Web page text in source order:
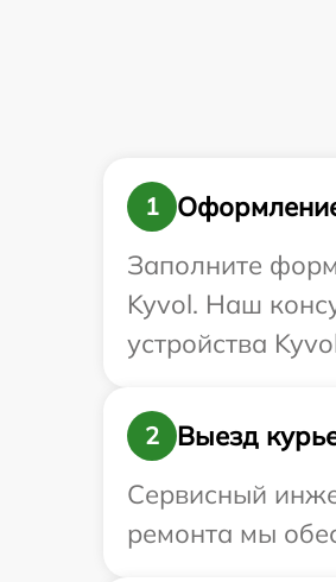
1
Заполните
Kyvol. Наш
устройства
2
Выезд
Сервисный
ремонта мы